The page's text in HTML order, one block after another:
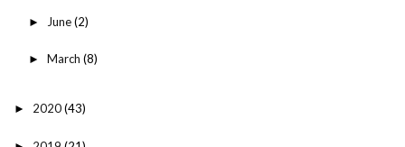
► June(2)
► March (8)
► 2020(43)